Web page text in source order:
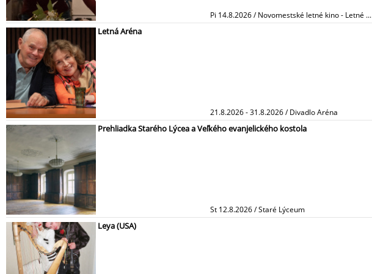
Pi 14.8.2026 / Novomestské letné kino - Letné ...
Letná Aréna
21.8.2026 - 31.8.2026 / Divadlo Aréna
Prehliadka Starého Lýcea a Veľkého evanjelického kostola
St 12.8.2026 / Staré Lýceum
Leya (USA)